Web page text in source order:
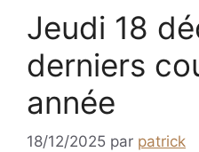
Jeudi 18
derniers
année
18/12/2025 par patrick